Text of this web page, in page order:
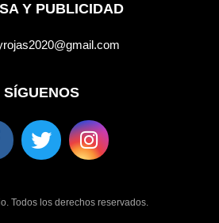
Y PUBLICIDAD
SÍGUENOS
Todos los derechos reservados.